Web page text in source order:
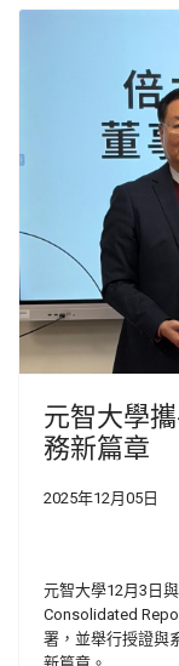
元智大學
務新篇章
2025年12月05日
元智大學12月3日
Consolidated
署，並舉行授證與